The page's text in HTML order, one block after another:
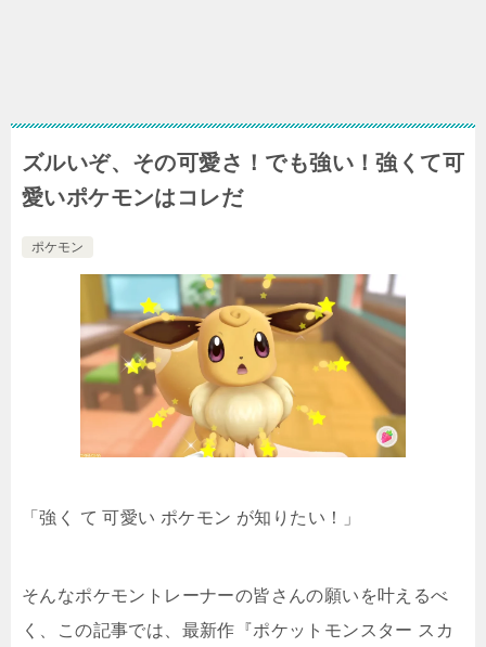
ズルいぞ、その可愛さ！でも強い！強くて可
愛いポケモンはコレだ
ポケモン
「強く て 可愛い ポケモン が知りたい！」
そんなポケモントレーナーの皆さんの願いを叶えるべ
く、この記事では、最新作『ポケットモンスター スカ